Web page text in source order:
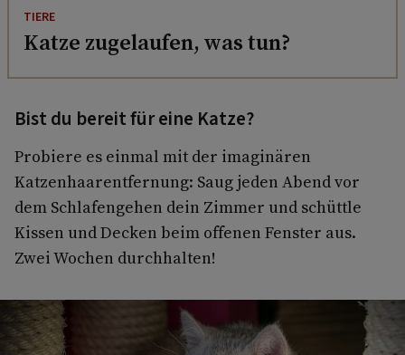
TIERE
Katze zugelaufen, was tun?
Bist du bereit für eine Katze?
Probiere es einmal mit der imaginären
Katzenhaarentfernung: Saug jeden Abend vor
dem Schlafengehen dein Zimmer und schüttle
Kissen und Decken beim offenen Fenster aus.
Zwei Wochen durchhalten!